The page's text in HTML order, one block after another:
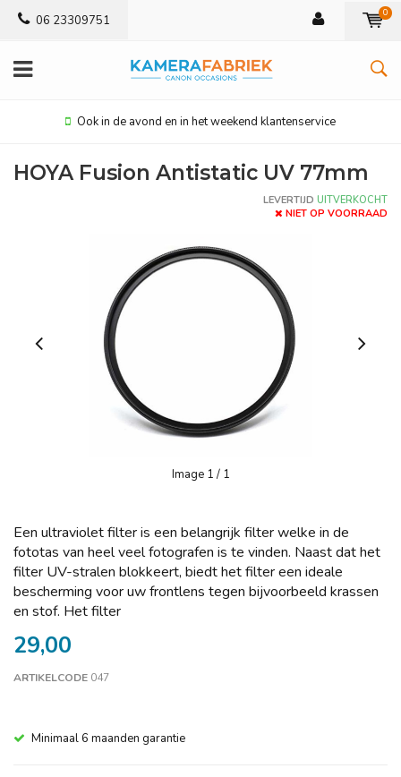
06 23309751 0
Ook in de avond en in het weekend klantenservice
HOYA Fusion Antistatic UV 77mm
LEVERTIJD UITVERKOCHT
NIET OP VOORRAAD
Image 1 / 1
Een ultraviolet filter is een belangrijk filter welke in de
fototas van heel veel fotografen is te vinden. Naast dat het
filter UV-stralen blokkeert, biedt het filter een ideale
bescherming voor uw frontlens tegen bijvoorbeeld krassen
en stof. Het filter
29,00
ARTIKELCODE 047
Minimaal 6 maanden garantie